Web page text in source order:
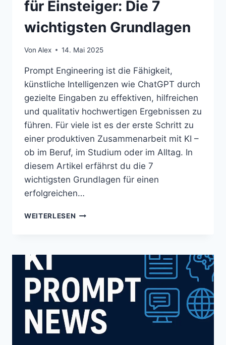
für Einsteiger: Die 7
wichtigsten Grundlagen
Von Alex 14. Mai 2025
Prompt Engineering ist die Fähigkeit,
künstliche Intelligenzen wie ChatGPT durch
gezielte Eingaben zu effektiven, hilfreichen
und qualitativ hochwertigen Ergebnissen zu
führen. Für viele ist es der erste Schritt zu
einer produktiven Zusammenarbeit mit KI –
ob im Beruf, im Studium oder im Alltag. In
diesem Artikel erfährst du die 7
wichtigsten Grundlagen für einen
erfolgreichen…
WEITERLESEN
EINSTEIGER:
7
WICHTIGSTEN
GRUNDLAGEN